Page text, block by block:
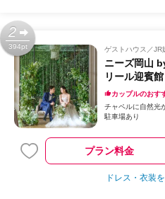
2
394pt ゲストハウス JR
ニーズ岡山
リール迎賓
カップルのおす
チャペルに自然光
駐車場あり
プラン料金
ドレス・衣装